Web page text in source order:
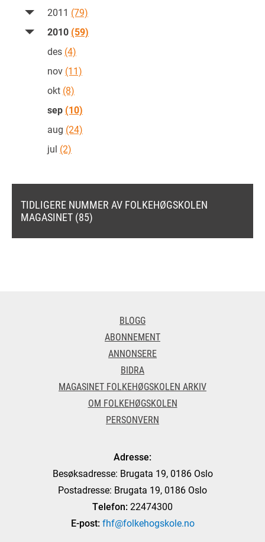
2011 (79)
2010 (59)
des (4)
nov (11)
okt (8)
sep (10)
aug (24)
jul (2)
TIDLIGERE NUMMER AV FOLKEHØGSKOLEN
MAGASINET (85)
BLOGG
ABONNEMENT
ANNONSERE
BIDRA
MAGASINET FOLKEHØGSKOLEN ARKIV
OM FOLKEHØGSKOLEN
PERSONVERN
Adresse:
Besøksadresse: Brugata 19, 0186 Oslo
Postadresse: Brugata 19, 0186 Oslo
Telefon: 22474300
E-post: fhf@folkehogskole.no